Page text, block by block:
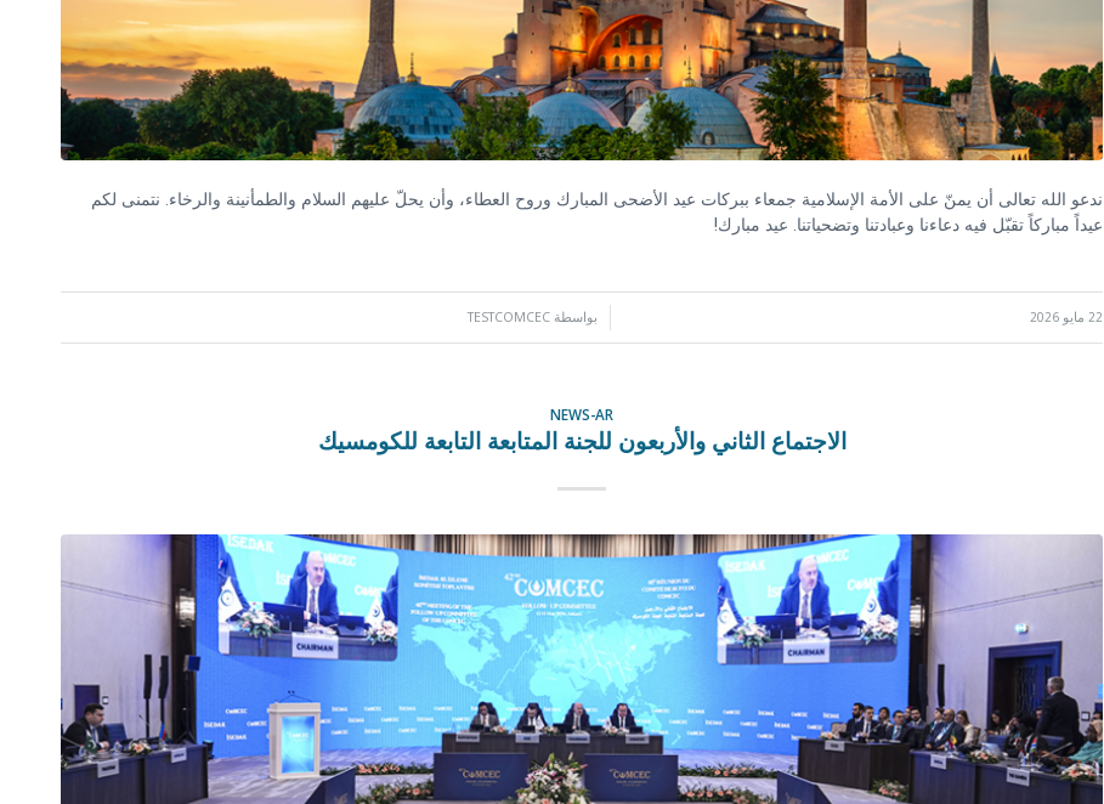
ندعو الله تعالى أن يمنّ على الأمة الإسلامية جمعاء ببركات عيد الأضحى المبارك وروح العطاء، وأن يحلّ عليهم السلام والطمأنينة والرخاء. نتمنى لكم
عيداً مباركاً تقبّل فيه دعاءنا وعبادتنا وتضحياتنا. عيد مبارك!
22 مايو 2026 بواسطة TESTCOMCEC
NEWS-AR
الاجتماع الثاني والأربعون للجنة المتابعة التابعة للكومسيك